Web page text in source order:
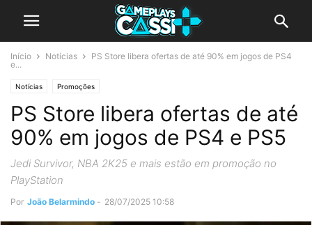
Início Notícias
PS Store libera ofertas de até 90% em jogos de PS4
e...
Notícias Promoções
PS Store libera ofertas de até
90% em jogos de PS4 e PS5
Jedi Survivor, NBA 2K25 e mais estão em promoção no
PlayStation
Por João Belarmindo - 28/07/2025 10:58